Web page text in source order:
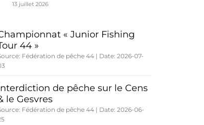
13 juillet 2026
« Junior Fishing
44 »
Fédération de pêche 44
Date: 2026-07-
de pêche sur le Cens
le Gesvres
Fédération de pêche 44
Date: 2026-06-